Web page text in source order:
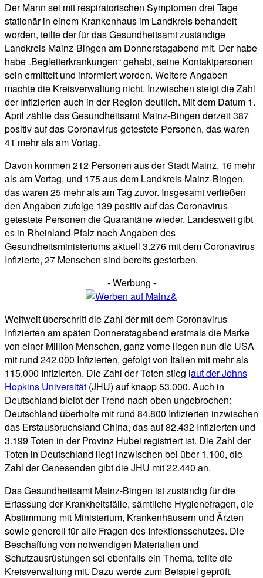
Der Mann sei mit respiratorischen Symptomen drei Tage
stationär in einem Krankenhaus im Landkreis behandelt
worden, teilte der für das Gesundheitsamt zuständige
Landkreis Mainz-Bingen am Donnerstagabend mit. Der habe
habe „Begleiterkrankungen“ gehabt, seine Kontaktpersonen
sein ermittelt und informiert worden. Weitere Angaben
machte die Kreisverwaltung nicht. Inzwischen steigt die Zahl
der Infizierten auch in der Region deutlich. Mit dem Datum 1.
April zählte das Gesundheitsamt Mainz-Bingen derzeit 387
positiv auf das Coronavirus getestete Personen, das waren
41 mehr als am Vortag.
Davon kommen 212 Personen aus derStadt Mainz, 16 mehr
als am Vortag, und 175 aus dem Landkreis Mainz-Bingen,
das waren 25 mehr als am Tag zuvor. Insgesamt verließen
den Angaben zufolge 139 positiv auf das Coronavirus
getestete Personen die Quarantäne wieder. Landesweit gibt
es in Rheinland-Pfalz nach Angaben des
Gesundheitsministeriums aktuell 3.276 mit dem Coronavirus
Infizierte, 27 Menschen sind bereits gestorben.
- Werbung -
Weltweit überschritt die Zahl der mit dem Coronavirus
Infizierten am späten Donnerstagabend erstmals die Marke
von einer Million Menschen, ganz vorne liegen nun die USA
mit rund 242.000 Infizierten, gefolgt von Italien mit mehr als
115.000 Infizierten. Die Zahl der Toten stieg laut der Johns
Hopkins Universität (JHU) auf knapp 53.000. Auch in
Deutschland bleibt der Trend nach oben ungebrochen:
Deutschland überholte mit rund 84.800 Infizierten inzwischen
das Erstausbruchsland China, das auf 82.432 Infizierten und
3.199 Toten in der Provinz Hubei registriert ist. Die Zahl der
Toten in Deutschland liegt inzwischen bei über 1.100, die
Zahl der Genesenden gibt die JHU mit 22.440 an.
Das Gesundheitsamt Mainz-Bingen ist zuständig für die
Erfassung der Krankheitsfälle, sämtliche Hygienefragen, die
Abstimmung mit Ministerium, Krankenhäusern und Ärzten
sowie generell für alle Fragen des Infektionsschutzes. Die
Beschaffung von notwendigen Materialien und
Schutzausrüstungen sei ebenfalls ein Thema, teilte die
Kreisverwaltung mit. Dazu werde zum Beispiel geprüft,